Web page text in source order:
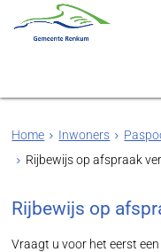
Home Inwoners
Rijbewijs op afspraak
Rijbewijs op
Vraagt u voor het eerst